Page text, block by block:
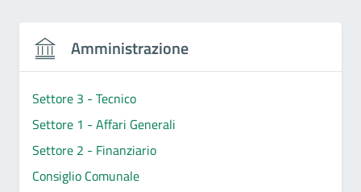
Amministrazione
Settore 3 - Tecnico
Settore 1 - Affari Generali
Settore 2 - Finanziario
Consiglio Comunale